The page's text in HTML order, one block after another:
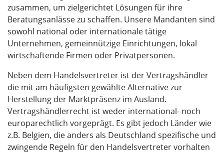
zusammen, um zielgerichtet Lösungen für ihre
Beratungsanlässe zu schaffen. Unsere Mandanten sind
sowohl national oder internationale tätige
Unternehmen, gemeinnützige Einrichtungen, lokal
wirtschaftende Firmen oder Privatpersonen.
Neben dem Handelsvertreter ist der Vertragshändler
die mit am häufigsten gewählte Alternative zur
Herstellung der Marktpräsenz im Ausland.
Vertragshändlerrecht ist weder international- noch
europarechtlich vorgeprägt. Es gibt jedoch Länder wie
z.B. Belgien, die anders als Deutschland spezifische und
zwingende Regeln für den Handelsvertreter vorhalten